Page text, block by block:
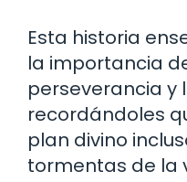
Esta historia
la importancia
perseverancia y
recordándoles
plan divino
tormentas de la